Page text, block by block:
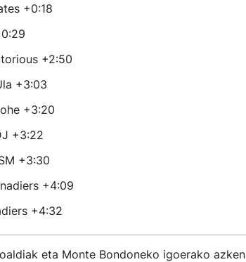
+0:18
+2:50
+3:03
+3:20
+3:22
+3:30
+4:09
+4:32
eta Monte Bondoneko igoerako azken